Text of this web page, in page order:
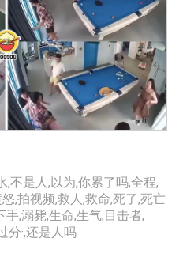
,不是人,以为,你累了吗,全程,
,拍视频,救人,救命,死了,死亡
手,溺毙,生命,生气,目击者,
分·,还是人吗